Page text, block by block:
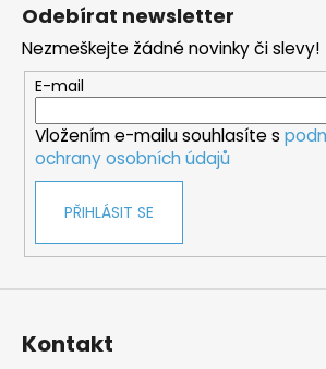
Odebírat newsletter
Nezmeškejte žádné novinky či slevy!
E-mail
Vložením e-mailu souhlasíte s
ochrany osobních údajů
PŘIHLÁSIT SE
Kontakt